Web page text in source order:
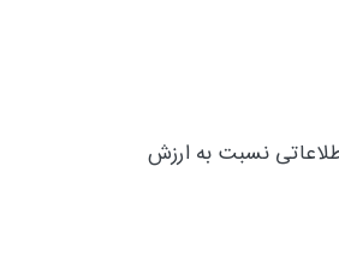
نسبت به ارزش